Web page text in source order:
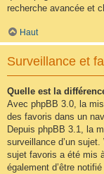
recherche avancée et
Haut
Surveillance et
Quelle est la
Avec phpBB 3.0, la
des favoris dans un
Depuis phpBB 3.1, la
surveillance d’un
sujet favoris a été mis
également d’être